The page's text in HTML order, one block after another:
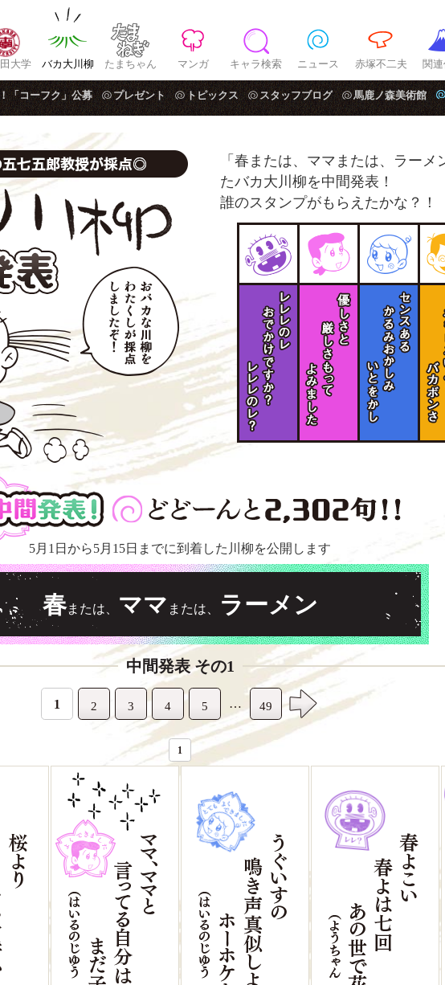
大学 バカ大川柳 たまちゃん マンガ キャラ検索 ニュース 赤塚不二夫 関
「コーフク」公募 プレゼント トピックス スタッフブログ 馬鹿ノ森美術館
「春または、ママまたは、ラーメ
たバカ大川柳を中間発表！
誰のスタンプがもらえたかな？！
5月1日から5月15日までに到着した川柳を公開します
春または、 ママ または、 ラーメン
中間発表 その1
1 2 3 4 5 … 49
1